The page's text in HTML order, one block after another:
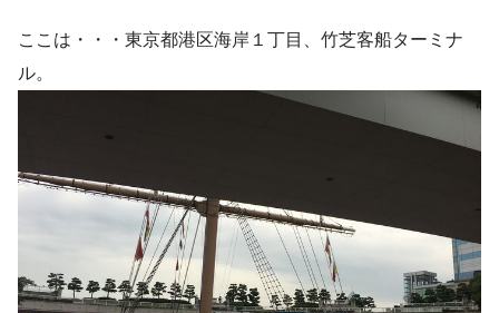
ここは・・・東京都港区海岸１丁目、竹芝客船ターミナ
ル。